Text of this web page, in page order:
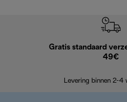
Gratis standaard
49€
Levering binnen 2-4